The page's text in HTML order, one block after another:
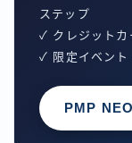
ステップ
✓ クレジット
✓ 限定イベント
PMP